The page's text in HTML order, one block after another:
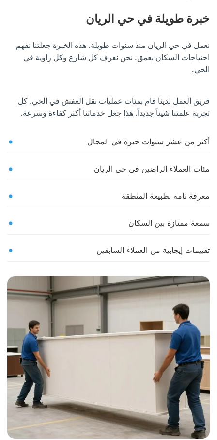
خبرة طويلة في حي الريان
نعمل في حي الريان منذ سنوات طويلة. هذه الخبرة جعلتنا نفهم
احتياجات السكان بعمق. نحن نعرف كل شارع وكل زاوية في
الحي.
فريق العمل لدينا قام بمئات عمليات نقل العفش في الحي. كل
تجربة علمتنا شيئاً جديداً. هذا جعل خدماتنا أكثر كفاءة وسرعة.
أكثر من عشر سنوات خبرة في المجال
مئات العملاء الراضين في حي الريان
معرفة تامة بطبيعة المنطقة
سمعة ممتازة بين السكان
تقييمات إيجابية من العملاء السابقين